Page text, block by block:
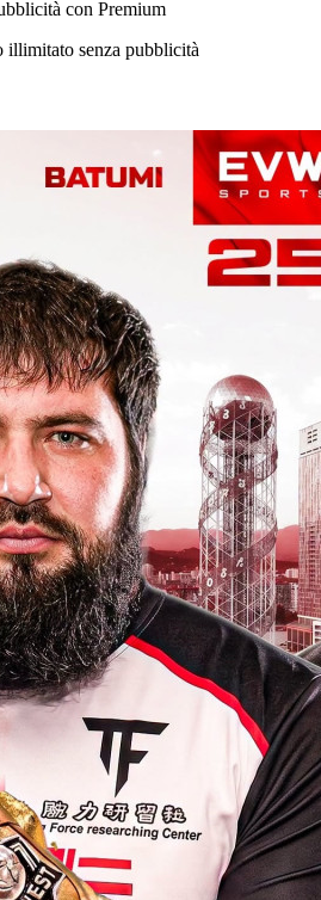
con Premium
illimitato senza pubblicità